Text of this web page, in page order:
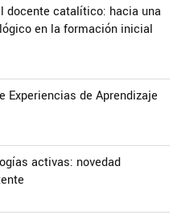
docente catalítico: hacia una
en la formación inicial
Experiencias de Aprendizaje
activas: novedad